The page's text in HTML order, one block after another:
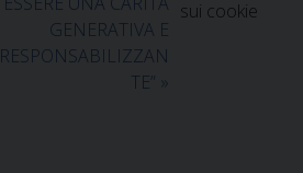
GENERATIVA E
RESPONSABILIZZAN
TE” »
sui cookie